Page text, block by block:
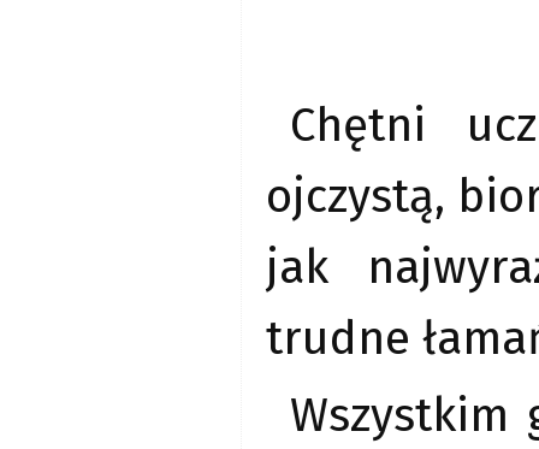
Chętni
ojczystą,
jak
trudne
Wszystkim